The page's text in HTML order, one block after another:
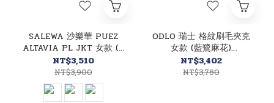
SALEWA 沙樂華 PUEZ
ALTAVIA PL JKT 女款 (3
色) 04SLW29139
NT$3,510
NT$3,900
ODLO 瑞士 格紋刷毛夾克
女款 (藍鷺麻花)
04OD542941
NT$3,402
NT$3,780